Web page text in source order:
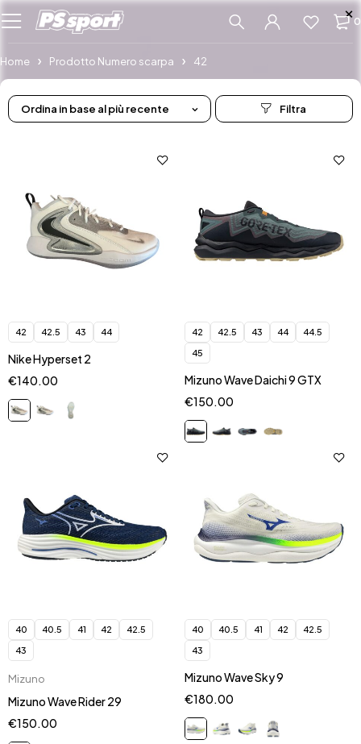
0
Home Prodotto Numero scarpa 42
Ordina in base al più recente
42 42.5 43 44
Nike Hyperset 2
€140.00
42 42.5 43 44
44.5
45
Mizuno Wave Daichi 9 GTX
€150.00
40 40.5 41 42
42.5
43
Mizuno
Mizuno Wave Rider 29
€150.00
40 40.5 41 42
42.5
43
Mizuno Wave Sky 9
€180.00